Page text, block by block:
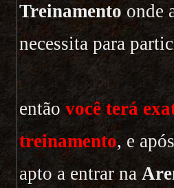
Treinamentoonde
necessita para
entãovocê terá
treinamento, e
apto a entrar na